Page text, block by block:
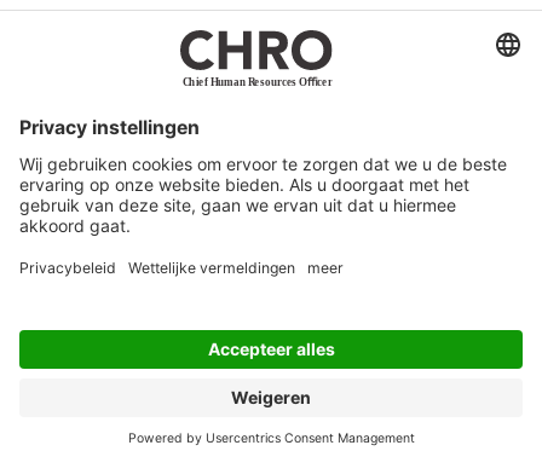
CHRO Magazine
Service & Contact
Werken bij ons
Privacy Statement
Algemene Voorwaarden